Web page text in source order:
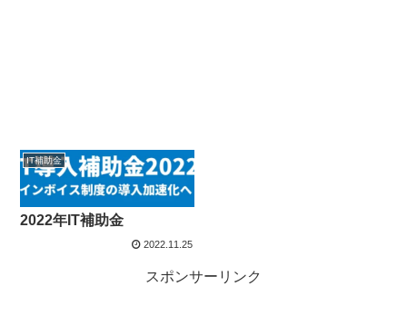
IT補助金
2022年IT補助金
2022.11.25
スポンサーリンク